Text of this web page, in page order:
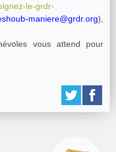
le-grdr-
maniere@grdr.org),
vous attend pour